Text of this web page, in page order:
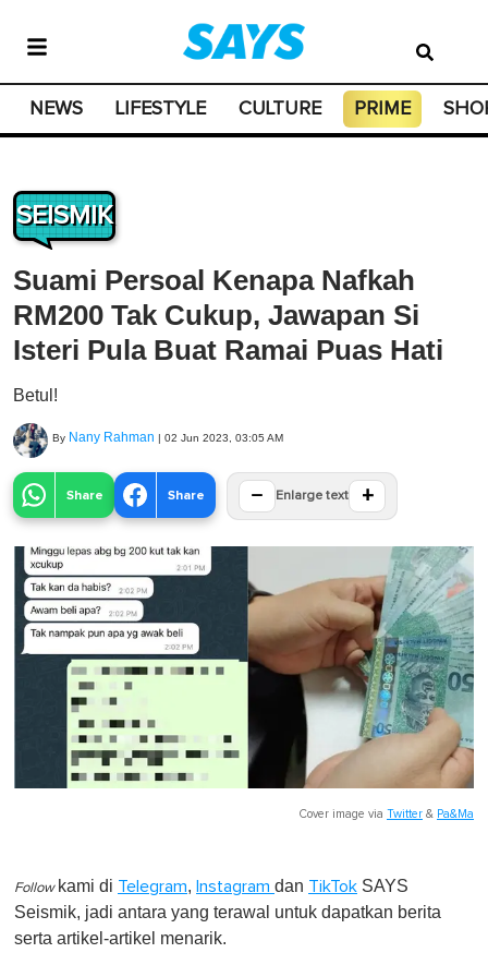
NEWS LIFESTYLE CULTURE PRIME
SEISMIK
Suami Persoal Kenapa Nafkah
RM200 Tak Cukup, Jawapan Si
Isteri Pula Buat Ramai Puas Hati
Betul!
By Nany Rahman | 02 Jun 2023, 03:05 AM
Share Share − Enlarge text +
Cover image via Twitter & Pa&Ma
Follow kami di Telegram, Instagram dan TikTok SAYS
Seismik, jadi antara yang terawal untuk dapatkan berita
serta artikel-artikel menarik.